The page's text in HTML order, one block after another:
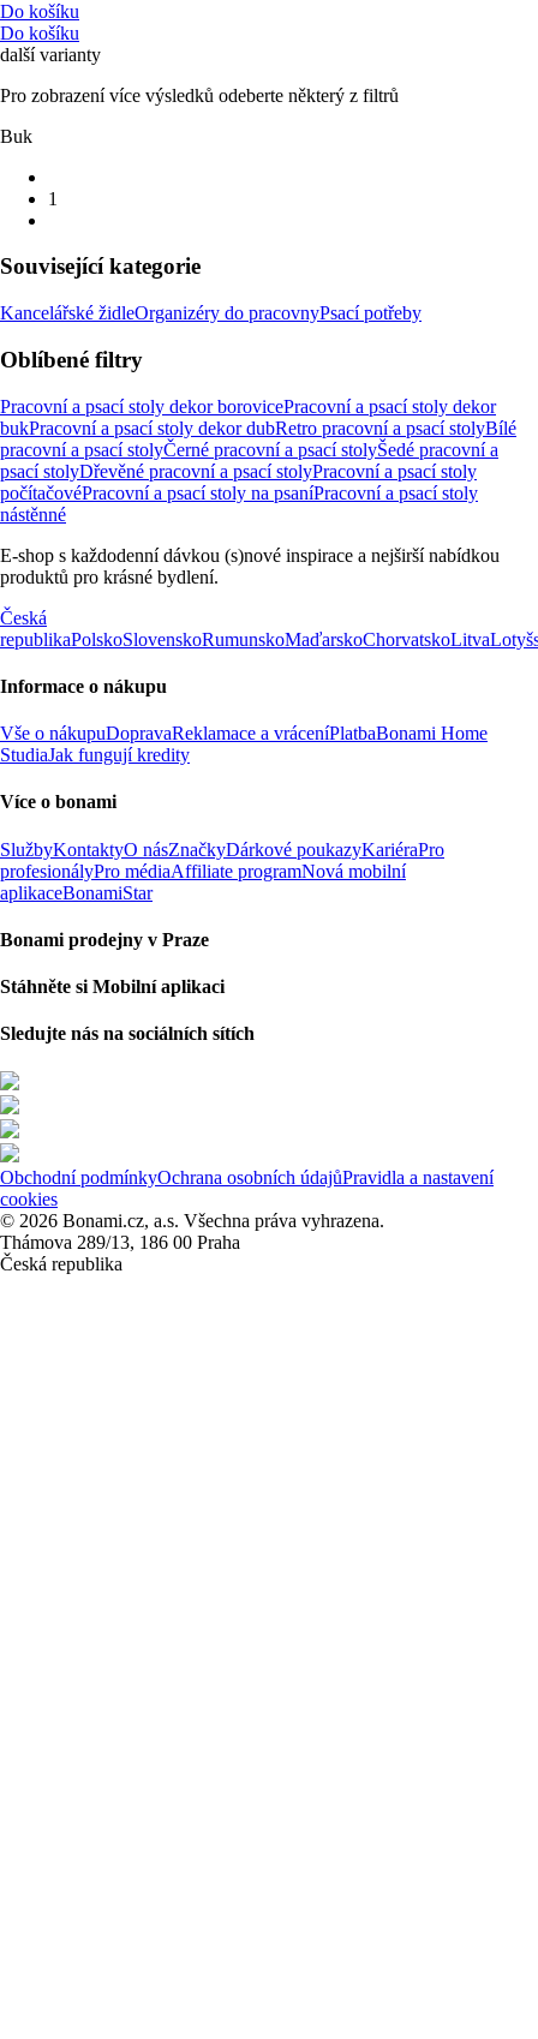
Do košíku
Do košíku
další varianty
Pro zobrazení více výsledků odeberte některý z filtrů
Buk
1
Související kategorie
Kancelářské židleOrganizéry do pracovnyPsací potřeby
Oblíbené filtry
Pracovní a psací stoly dekor borovicePracovní a psací stoly dekor
bukPracovní a psací stoly dekor dubRetro pracovní a psací stolyBílé
pracovní a psací stolyČerné pracovní a psací stolyŠedé pracovní a
psací stolyDřevěné pracovní a psací stolyPracovní a psací stoly
počítačovéPracovní a psací stoly na psaníPracovní a psací stoly
nástěnné
E-shop s každodenní dávkou (s)nové inspirace a nejširší nabídkou
produktů pro krásné bydlení.
Česká
republikaPolskoSlovenskoRumunskoMaďarskoChorvatskoLitva
Informace o nákupu
Vše o nákupuDopravaReklamace a vráceníPlatbaBonami Home
StudiaJak fungují kredity
Více o bonami
SlužbyKontaktyO násZnačkyDárkové poukazyKariéraPro
profesionályPro médiaAffiliate programNová mobilní
aplikaceBonamiStar
Bonami prodejny v Praze
Stáhněte si Mobilní aplikaci
Sledujte nás na sociálních sítích
Obchodní podmínkyOchrana osobních údajůPravidla a nastavení
cookies
© 2026 Bonami.cz, a.s. Všechna práva vyhrazena.
Thámova 289/13, 186 00 Praha
Česká republika